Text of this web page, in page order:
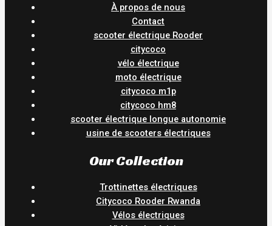
À propos de nous
Contact
scooter électrique Rooder
citycoco
vélo électrique
moto électrique
citycoco m1p
citycoco hm8
scooter électrique longue autonomie
usine de scooters électriques
Our Collection
Trottinettes électriques
Citycoco Rooder Rwanda
Vélos électriques